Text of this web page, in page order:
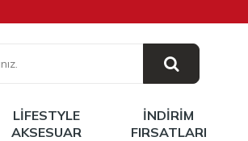
LIFESTYLE
AKSESUAR
İNDIRIM
FIRSATLARI